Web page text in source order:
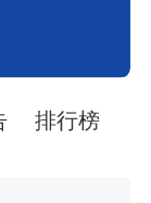
排行榜